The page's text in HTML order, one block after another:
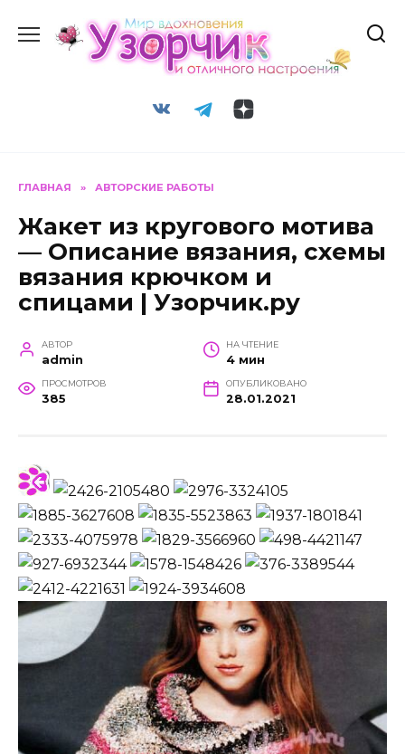
содержанию
ГЛАВНАЯ » АВТОРСКИЕ РАБОТЫ
Жакет из кругового мотива
— Описание вязания, схемы
вязания крючком и
спицами | Узорчик.ру
АВТОР
admin
НА ЧТЕНИЕ
4 мин
ПРОСМОТРОВ
385
ОПУБЛИКОВАНО
28.01.2021